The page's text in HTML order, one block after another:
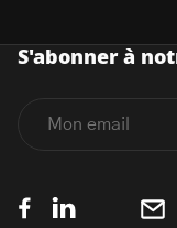
S'abonner à